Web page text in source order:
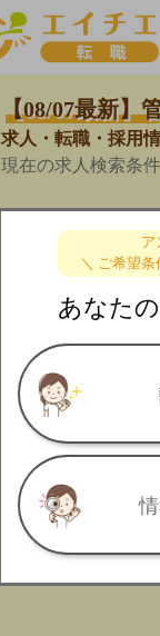
【08/07最新】
求人・転職・採用
現在の求人検索条
ア
＼ ご希望条
あなた